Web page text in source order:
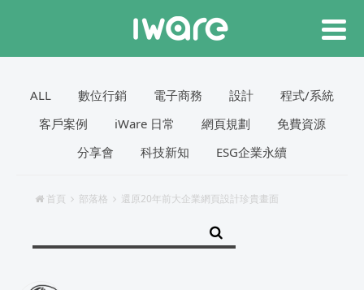
ALL 數位行銷 電子商務 設計
程式/系統
客戶案例
iWare 日常 網頁規劃
免費資源
分享會
科技新知 ESG企業永續
首頁 部落格 還原20年前大企業網頁設計珍貴畫面